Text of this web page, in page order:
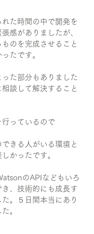
れた時間の中で開発を
感がありましたが、
のを完成させること
たです。
た部分もありました
談して解決すること
っているので
きる人がいる環境と
かったです。
のAPIなどもいろ
、技術的にも成長す
。５日間本当にあり
。